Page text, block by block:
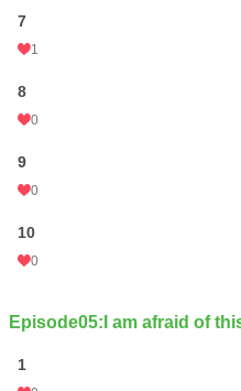
7
1
8
0
9
0
10
0
Episode05:I am afraid of
1